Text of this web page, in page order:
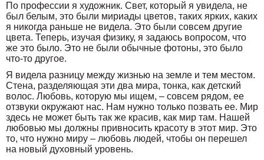
По профессии я художник. Свет, который я увидела, не
был белым, это были мириады цветов, таких ярких, каких
я никогда раньше не видела. Это были совсем другие
цвета. Теперь, изучая физику, я задаюсь вопросом, что
же это было. Это не были обычные фотоны, это было
что-то другое.
Я видела разницу между жизнью на земле и тем местом.
Стена, разделяющая эти два мира, тонка, как детский
волос. Любовь, которую мы ищем, – совсем рядом, ее
отзвуки окружают нас. Нам нужно только позвать ее. Мир
здесь не может быть так же красив, как мир там. Нашей
любовью мы должны привносить красоту в этот мир. Это
то, что нужно миру – любовь людей, чтобы он перешел
на новый духовный уровень.